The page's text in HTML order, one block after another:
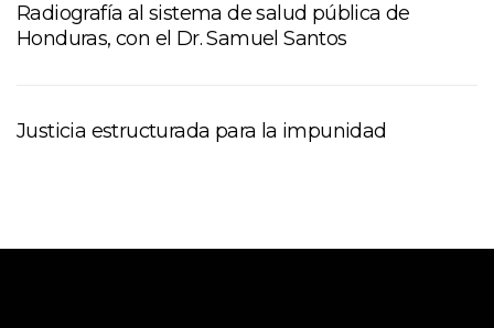
Radiografía al sistema de salud pública de
Honduras, con el Dr. Samuel Santos
Justicia estructurada para la impunidad